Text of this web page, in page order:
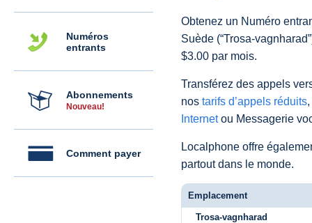
Numéros
entrants
Abonnements
Nouveau!
Comment payer
Obtenez un Numéro
Suède (“Trosa-
$3.00 par mois.
Transférez des appels
nos tarifs d’appels réduits
Internetou Messagerie
Localphone offre
partout dans le monde.
Emplacement
Trosa-vagnharad